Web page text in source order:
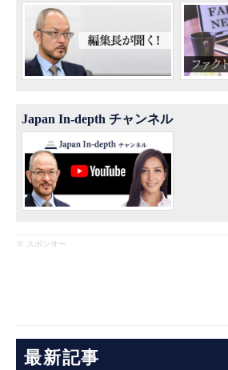
Japan In-depth チャンネル
※ スポンサー
最新記事